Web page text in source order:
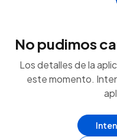
No pudimos
Los detalles de la
este momento.